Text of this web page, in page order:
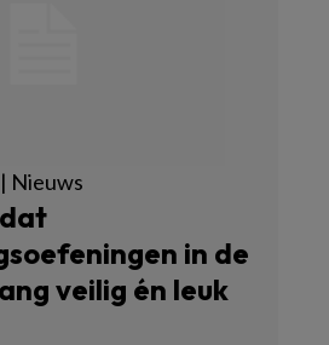
Nieuws
in de
veilig én leuk